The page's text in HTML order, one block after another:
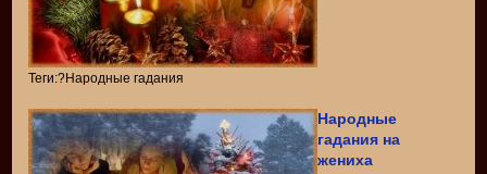
Теги:?Народные гадания
Народные
гадания на
жениха